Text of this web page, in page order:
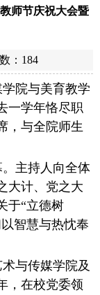
师节庆祝大会暨
： 184
院与美育教学
一学年恪尽职
，与全院师生
主持人向全体
大计、党之大
于“立德树
智慧与热忱奉
与传媒学院及
，在校党委领